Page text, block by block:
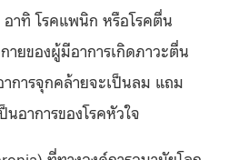
อาทิ โรคแพนิก หรือโรคตื่น
ายของผู้มีอาการเกิดภาวะตื่น
าการจุกคล้ายจะเป็นลม แถม
นอาการของโรคหัวใจ